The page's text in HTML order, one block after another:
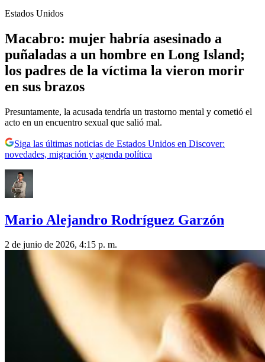
Estados Unidos
Macabro: mujer habría asesinado a
puñaladas a un hombre en Long Island;
los padres de la víctima la vieron morir
en sus brazos
Presuntamente, la acusada tendría un trastorno mental y cometió el
acto en un encuentro sexual que salió mal.
Siga las últimas noticias de Estados Unidos en Discover:
novedades, migración y agenda política
Mario Alejandro Rodríguez Garzón
2 de junio de 2026, 4:15 p. m.